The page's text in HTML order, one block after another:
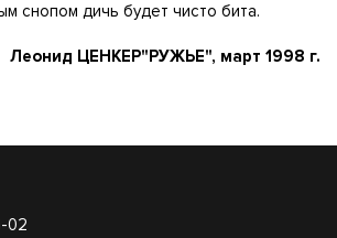
снопом дичь будет чисто бита.
Леонид ЦЕНКЕР"РУЖЬЕ", март 1998 г.
02